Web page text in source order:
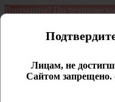
Внимание! По
является
Открыть сайдбар
Лицам, не
Сайтом запрещено.